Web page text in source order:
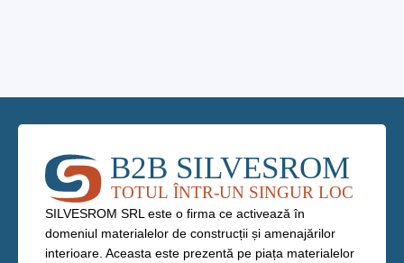
SILVESROM SRL este o firma ce activează în
domeniul materialelor de construcții și amenajărilor
interioare. Aceasta este prezentă pe piața materialelor